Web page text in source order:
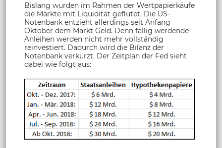
Bislang wurden im Rahmen der Wertpapierkäufe
die Märkte mit Liquidität geflutet. Die US-
Notenbank entzieht allerdings seit Anfang
Oktober dem Markt Geld. Denn fällig werdende
Anleihen werden nicht mehr vollständig
reinvestiert. Dadurch wird die Bilanz der
Notenbank verkürzt. Der Zeitplan der Fed sieht
dabei wie folgt aus: